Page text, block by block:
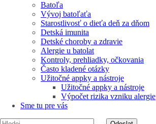
Batoľa
Vývoj batoľaťa
Starostlivosť o dieťa deň za dňom
Detská imunita
Detské choroby a zdravie
Alergie u batolat
Kontroly, prehliadky, očkovania
Často kladené otázky
Užitočné appky a nástroje
Užitočné appky a nástroje
Výpočet rizika vzniku alergie
Sme tu pre vás